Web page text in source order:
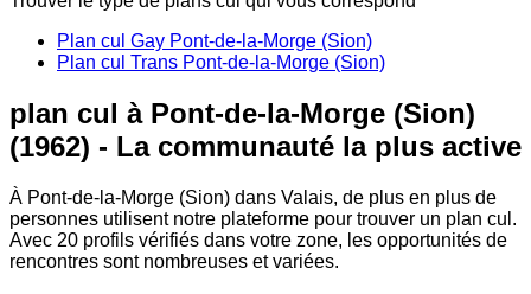
Plan cul Gay Pont-de-la-Morge (Sion)
Plan cul Trans Pont-de-la-Morge (Sion)
plan cul à Pont-de-la-Morge (Sion)
(1962) - La communauté la plus active
À Pont-de-la-Morge (Sion) dans Valais, de plus en plus de
personnes utilisent notre plateforme pour trouver un plan cul.
Avec 20 profils vérifiés dans votre zone, les opportunités de
rencontres sont nombreuses et variées.